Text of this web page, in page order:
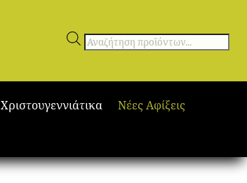
Αναζήτηση
Χριστουγεννιάτικα Νέες Αφίξεις